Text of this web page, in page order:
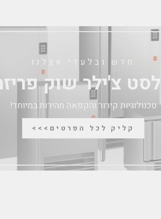
חדש ובלעדי אצלנו
בלסט צ'ילר שוק
טכנולוגיות קירור והקפאה מהירות במיוחד!
קליק לכל הפרטים>>>